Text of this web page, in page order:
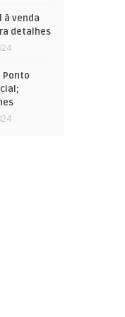
à venda
detalhes
Ponto